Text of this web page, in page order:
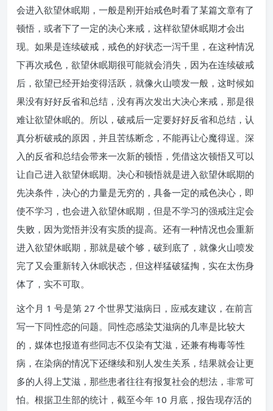
会进入欲望休眠期，一般是刚开始戒色时看了某篇文章有了
顿悟，或者下了一定的决心来戒，这样欲望休眠期才会出
现。如果是连续破戒，戒色的好状态一泻千里，在这种情况
下再次戒色，欲望休眠期很可能就会消失，因为在连续破戒
后，欲望已经开始变得活跃，就像火山喷发一般，这时候如
果没有好好反省和总结，没有再次发出大决心来戒，那是很
难让欲望休眠的。所以，破戒后一定要好好反省和总结，认
真分析破戒的原因，并且苦练断念，不能再让心魔得逞。深
入的反省和总结会带来一次新的顿悟，凭借这次顿悟又可以
让自己进入欲望休眠期。决心和顿悟就是进入欲望休眠期的
先决条件，决心的力量是无穷的，具备一定的戒色决心，即
使不学习，也会进入欲望休眠期，但是不学习的强戒注定会
失败，因为觉悟并没有实质的提高。还有一种情况也会重新
进入欲望休眠期，那就是破个够，破到底了，就像火山喷发
完了又会重新转入休眠状态，但这样猛破猛掏，实在太伤身
体了，实不可取。
这个月 1 号是第 27 个世界艾滋病日，应戒友建议，在前言
写一下同性恋的问题。同性恋感染艾滋病的几率是比较大
的，媒体也报道有些同志不仅染有艾滋，还兼有梅毒等性
病，在染病的情况下还继续和别人发生关系，结果就会让更
多的人得上艾滋，那些患者往往有报复社会的想法，非常可
怕。根据卫生部的统计，截至今年 10 月底，报告现存活的